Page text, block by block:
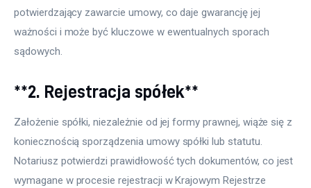
potwierdzający zawarcie umowy, co daje gwarancję jej
ważności i może być kluczowe w ewentualnych sporach
sądowych.
**2. Rejestracja spółek**
Założenie spółki, niezależnie od jej formy prawnej, wiąże się z
koniecznością sporządzenia umowy spółki lub statutu.
Notariusz potwierdzi prawidłowość tych dokumentów, co jest
wymagane w procesie rejestracji w Krajowym Rejestrze